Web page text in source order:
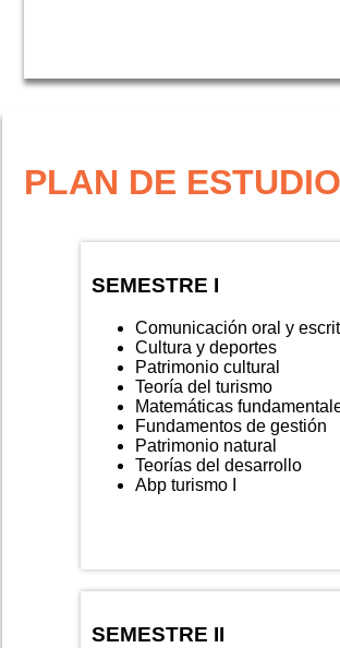
PLAN DE
SEMESTRE I
Comunicación oral y
Cultura y deportes
Patrimonio cultural
Teoría del turismo
Matemáticas
Fundamentos de gestión
Patrimonio natural
Teorías del desarrollo
Abp turismo I
SEMESTRE II